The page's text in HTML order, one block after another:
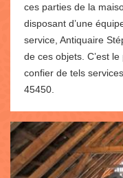
ces parties de la
disposant d’une
service, Antiquaire
de ces objets. C’est
confier de tels
45450.